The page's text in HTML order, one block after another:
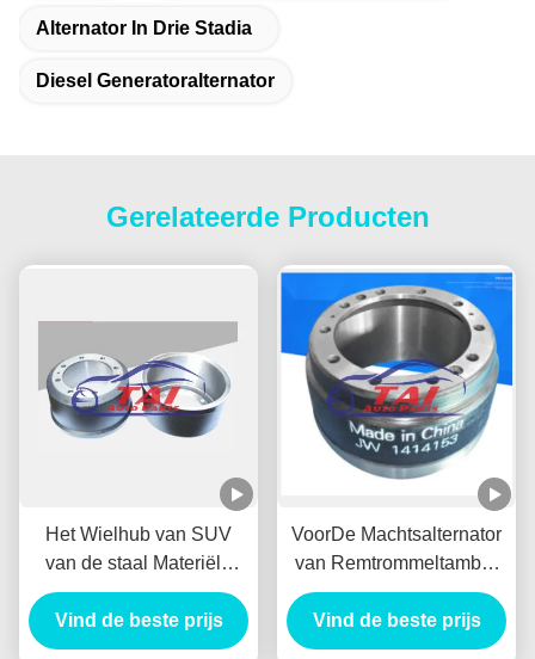
Alternator In Drie Stadia
Diesel Generatoralternator
Gerelateerde Producten
Het Wielhub van SUV
van de staal Materiële
Lage T/min Alternator
Duurzaam voor
BENZ/HYUNADI
Vind de beste prijs
VoorDe Machtsalternator
van Remtrommeltambor
Freno Delantero
gelijkstroom VOOR
MITSUBISHI 1414153
Vind de beste prijs